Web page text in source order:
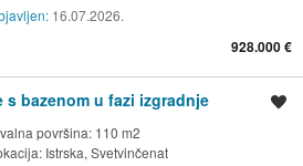
16.07.2026.
928.000 €
s bazenom u fazi izgradnje
površina: 110 m2
Istrska, Svetvinčenat